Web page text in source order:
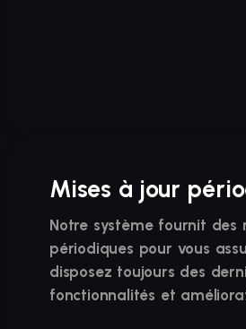
Mises à jour
Notre système fournit des
périodiques pour vous
disposez toujours des
fonctionnalités et